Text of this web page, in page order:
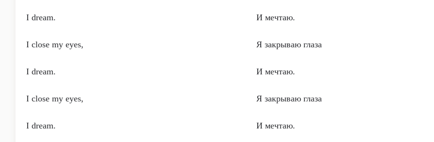
I dream. И мечтаю.
I close my eyes, Я закрываю глаза
I dream. И мечтаю.
I close my eyes, Я закрываю глаза
I dream. И мечтаю.